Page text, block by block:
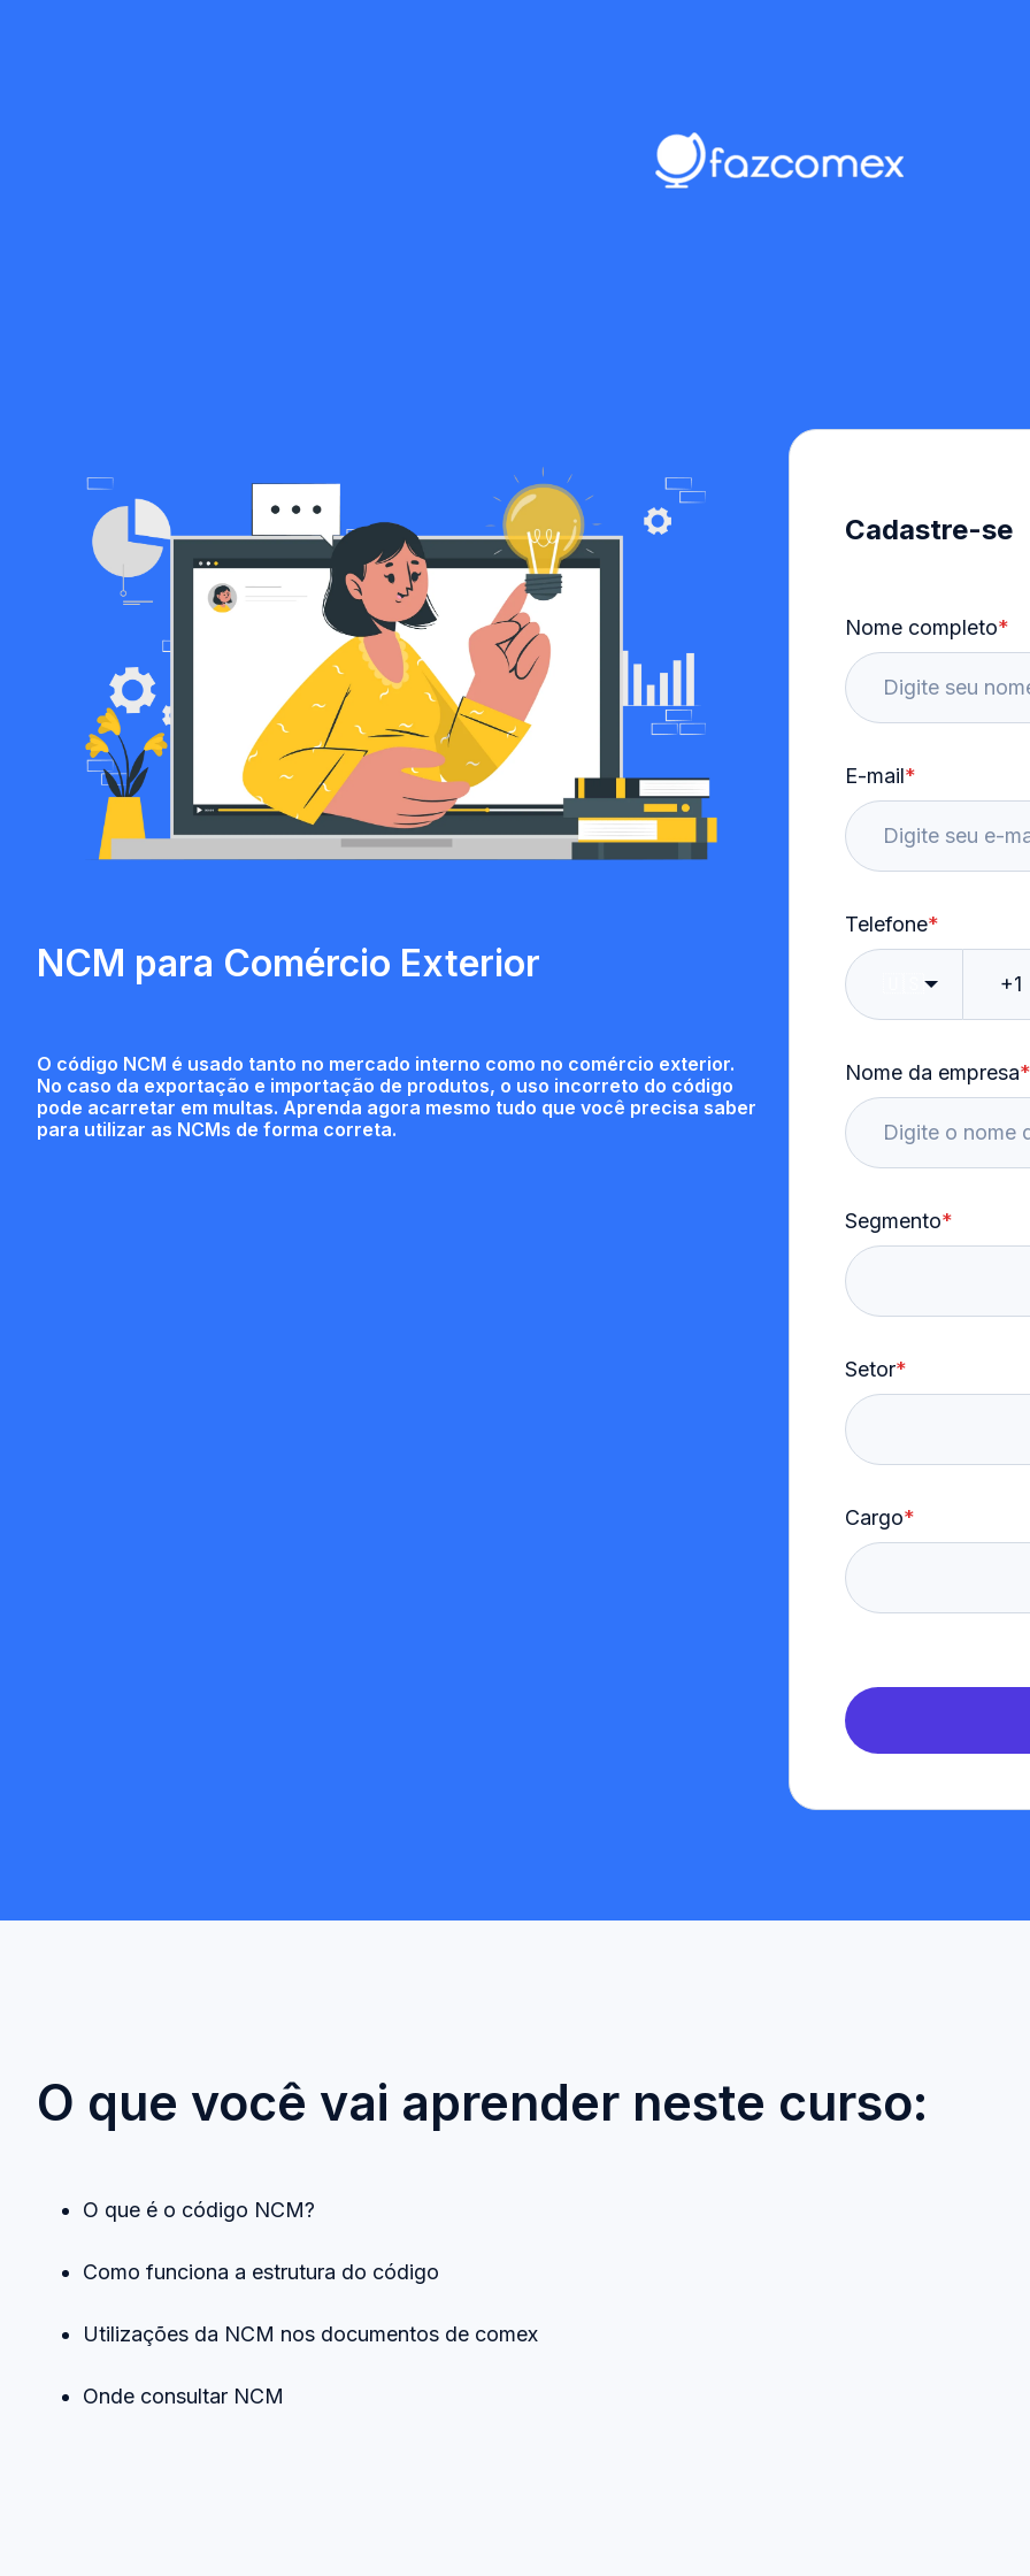
NCM para Comércio Exterior
O código NCM é usado tanto no mercado interno como no comércio exterior.
No caso da exportação e importação de produtos, o uso incorreto do código
pode acarretar em multas. Aprenda agora mesmo tudo que você precisa saber
para utilizar as NCMs de forma correta.
Cadastre-se
Nome completo*
E-mail*
Telefone*
Nome da empresa*
Segmento*
Setor*
Cargo*
O que você vai aprender neste curso:
O que é o código NCM?
Como funciona a estrutura do código
Utilizações da NCM nos documentos de comex
Onde consultar NCM